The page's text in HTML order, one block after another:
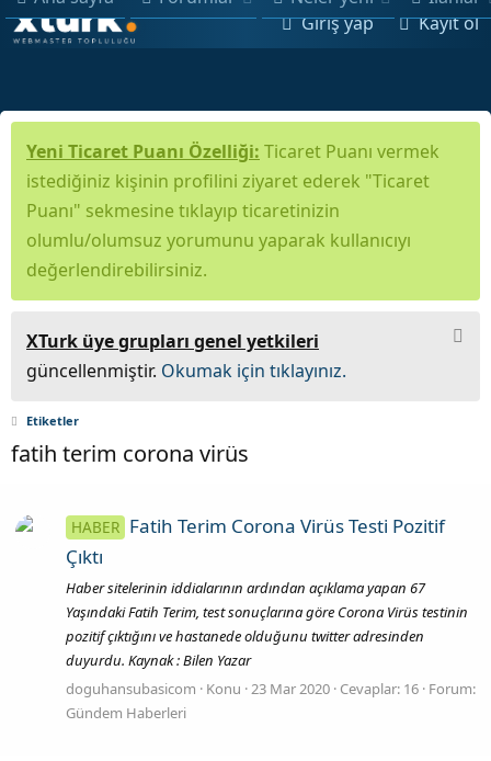
Giriş yap Kayıt ol
Yeni Ticaret Puanı Özelliği: Ticaret Puanı vermek
istediğiniz kişinin profilini ziyaret ederek "Ticaret
Puanı" sekmesine tıklayıp ticaretinizin
olumlu/olumsuz yorumunu yaparak kullanıcıyı
değerlendirebilirsiniz.
XTurk üye grupları genel yetkileri
güncellenmiştir. Okumak için tıklayınız.
Etiketler
fatih terim corona virüs
HABER Fatih Terim Corona Virüs Testi Pozitif
Çıktı
Haber sitelerinin iddialarının ardından açıklama yapan 67
Yaşındaki Fatih Terim, test sonuçlarına göre Corona Virüs testinin
pozitif çıktığını ve hastanede olduğunu twitter adresinden
duyurdu. Kaynak : Bilen Yazar
doguhansubasicom
Konu 23 Mar 2020 Cevaplar: 16 Forum:
Gündem Haberleri